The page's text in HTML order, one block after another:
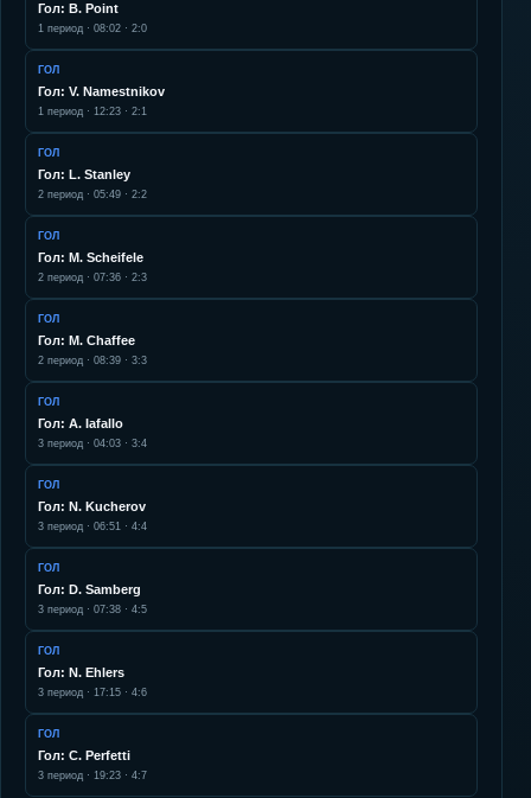
Гол: B. Point
1 период · 08:02 · 2:0
ГОЛ
Гол: V. Namestnikov
1 период · 12:23 · 2:1
ГОЛ
Гол: L. Stanley
2 период · 05:49 · 2:2
ГОЛ
Гол: M. Scheifele
2 период · 07:36 · 2:3
ГОЛ
Гол: M. Chaffee
2 период · 08:39 · 3:3
ГОЛ
Гол: A. Iafallo
3 период · 04:03 · 3:4
ГОЛ
Гол: N. Kucherov
3 период · 06:51 · 4:4
ГОЛ
Гол: D. Samberg
3 период · 07:38 · 4:5
ГОЛ
Гол: N. Ehlers
3 период · 17:15 · 4:6
ГОЛ
Гол: C. Perfetti
3 период · 19:23 · 4:7